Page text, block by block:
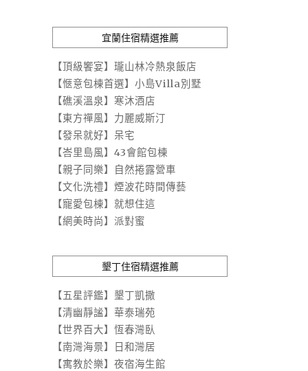
宜蘭住宿精選推薦
【頂級饗宴】瓏山林冷熱泉飯店
【愜意包棟首選】小島Villa別墅
【礁溪溫泉】寒沐酒店
【東方禪風】力麗威斯汀
【發呆就好】呆宅
【峇里島風】43會館包棟
【親子同樂】自然捲露營車
【文化洗禮】煙波花時間傳藝
【寵愛包棟】就想住這
【網美時尚】派對蜜
墾丁住宿精選推薦
【五星評鑑】墾丁凱撒
【清幽靜謐】華泰瑞苑
【世界百大】恆春灣臥
【南灣海景】日和灣居
【寓教於樂】夜宿海生館